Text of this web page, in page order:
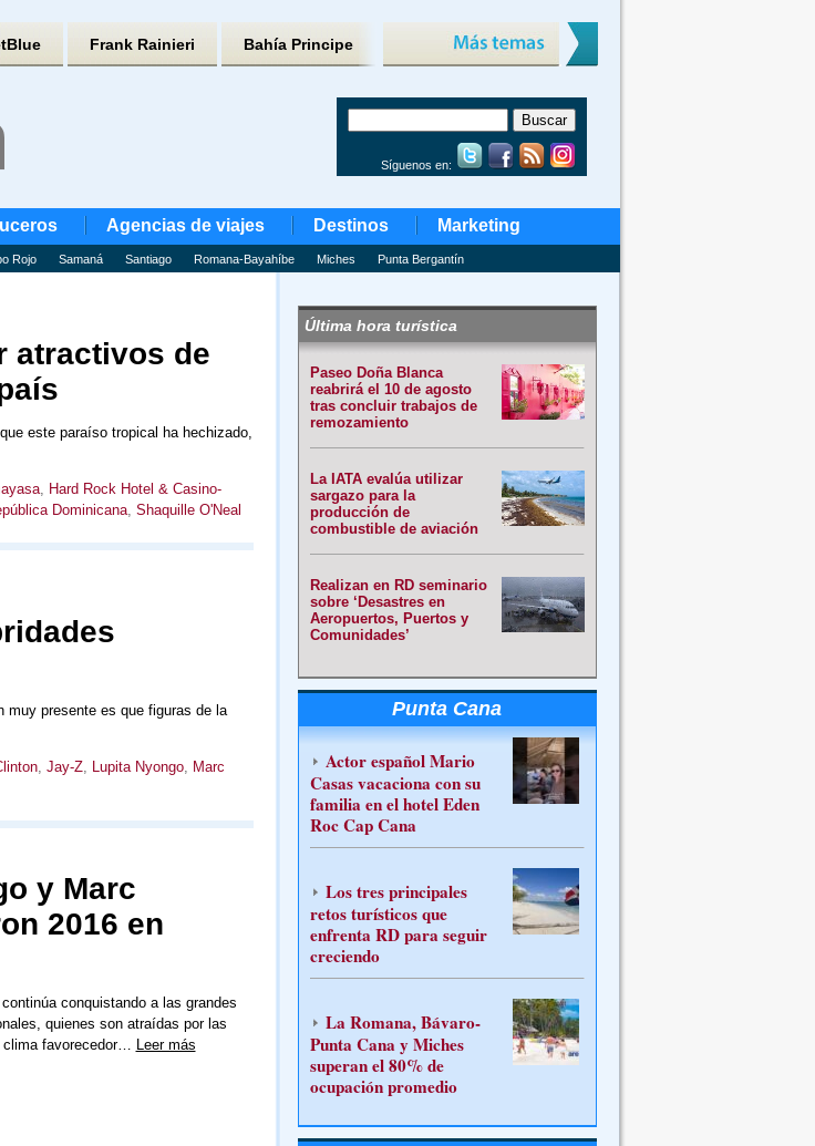
Frank Rainieri Bahía Principe
Síguenos en:
Agencias de viajes Destinos Marketing
Rojo Samaná Santiago Romana-Bayahíbe Miches Punta Bergantín
atractivos de
este paraíso tropical ha hechizado,
, Hard Rock Hotel & Casino-
Dominicana, Shaquille O'Neal
muy presente es que figuras de la
, Jay-Z, Lupita Nyongo, Marc
y Marc
2016 en
conquistando a las grandes
quienes son atraídas por las
clima favorecedor… Leer más
Última hora turística
Paseo Doña Blanca
reabrirá el 10 de agosto
tras concluir trabajos de
remozamiento
La IATA evalúa utilizar
sargazo para la
producción de
combustible de aviación
Realizan en RD seminario
sobre ‘Desastres en
Aeropuertos, Puertos y
Comunidades’
Punta Cana
Actor español Mario
Casas vacaciona con su
familia en el hotel Eden
Roc Cap Cana
Los tres principales
retos turísticos que
enfrenta RD para seguir
creciendo
La Romana, Bávaro-
Punta Cana y Miches
superan el 80% de
ocupación promedio